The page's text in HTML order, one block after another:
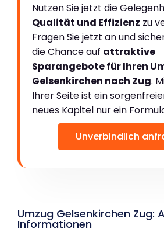
Nutzen Sie jetzt die
Qualität und Effizienz zu
Fragen Sie jetzt an und
die Chance auf attraktive
Sparangebote für Ihren
Gelsenkirchen nach Zug.
Ihrer Seite ist ein
neues Kapitel nur ein
Unverbindlich
Umzug Gelsenkirchen Zug:
Informationen